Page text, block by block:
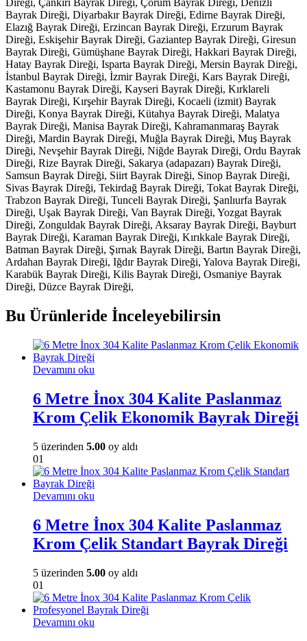
Direği, Çankırı Bayrak Direği, Çorum Bayrak Direği, Denizli
Bayrak Direği, Diyarbakır Bayrak Direği, Edirne Bayrak Direği,
Elazığ Bayrak Direği, Erzincan Bayrak Direği, Erzurum Bayrak
Direği, Eskişehir Bayrak Direği, Gaziantep Bayrak Direği, Giresun
Bayrak Direği, Gümüşhane Bayrak Direği, Hakkari Bayrak Direği,
Hatay Bayrak Direği, Isparta Bayrak Direği, Mersin Bayrak Direği,
İstanbul Bayrak Direği, İzmir Bayrak Direği, Kars Bayrak Direği,
Kastamonu Bayrak Direği, Kayseri Bayrak Direği, Kırklareli
Bayrak Direği, Kırşehir Bayrak Direği, Kocaeli (izmit) Bayrak
Direği, Konya Bayrak Direği, Kütahya Bayrak Direği, Malatya
Bayrak Direği, Manisa Bayrak Direği, Kahramanmaraş Bayrak
Direği, Mardin Bayrak Direği, Muğla Bayrak Direği, Muş Bayrak
Direği, Nevşehir Bayrak Direği, Niğde Bayrak Direği, Ordu Bayrak
Direği, Rize Bayrak Direği, Sakarya (adapazarı) Bayrak Direği,
Samsun Bayrak Direği, Siirt Bayrak Direği, Sinop Bayrak Direği,
Sivas Bayrak Direği, Tekirdağ Bayrak Direği, Tokat Bayrak Direği,
Trabzon Bayrak Direği, Tunceli Bayrak Direği, Şanlıurfa Bayrak
Direği, Uşak Bayrak Direği, Van Bayrak Direği, Yozgat Bayrak
Direği, Zonguldak Bayrak Direği, Aksaray Bayrak Direği, Bayburt
Bayrak Direği, Karaman Bayrak Direği, Kırıkkale Bayrak Direği,
Batman Bayrak Direği, Şırnak Bayrak Direği, Bartın Bayrak Direği,
Ardahan Bayrak Direği, Iğdır Bayrak Direği, Yalova Bayrak Direği,
Karabük Bayrak Direği, Kilis Bayrak Direği, Osmaniye Bayrak
Direği, Düzce Bayrak Direği,
Bu Ürünleride İnceleyebilirsin
Devamını oku
6 Metre İnox 304 Kalite Paslanmaz
Krom Çelik Ekonomik Bayrak Direği
5 üzerinden 5.00 oy aldı
01
Devamını oku
6 Metre İnox 304 Kalite Paslanmaz
Krom Çelik Standart Bayrak Direği
5 üzerinden 5.00 oy aldı
01
Devamını oku